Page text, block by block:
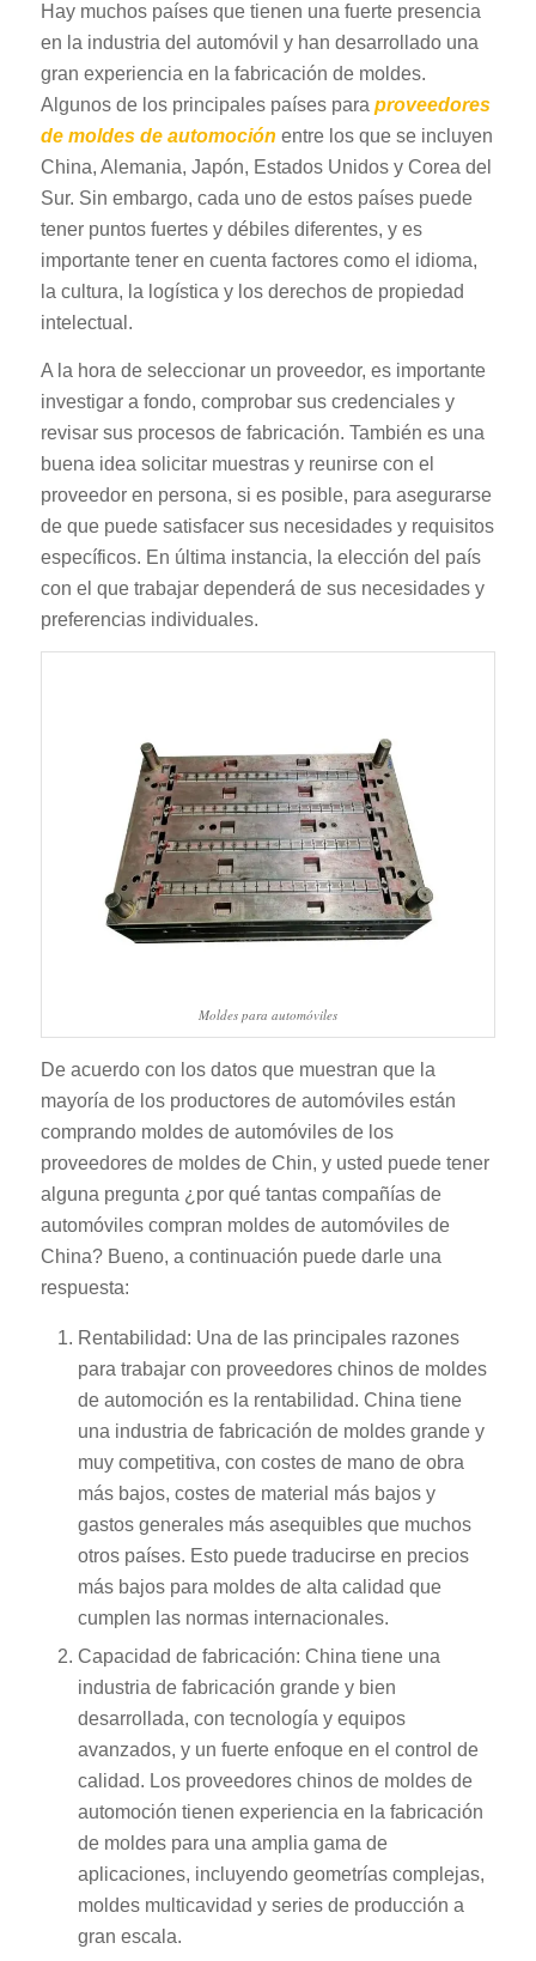
Hay muchos países que tienen una fuerte presencia
en la industria del automóvil y han desarrollado una
gran experiencia en la fabricación de moldes.
Algunos de los principales países para proveedores
de moldes de automoción entre los que se incluyen
China, Alemania, Japón, Estados Unidos y Corea del
Sur. Sin embargo, cada uno de estos países puede
tener puntos fuertes y débiles diferentes, y es
importante tener en cuenta factores como el idioma,
la cultura, la logística y los derechos de propiedad
intelectual.
A la hora de seleccionar un proveedor, es importante
investigar a fondo, comprobar sus credenciales y
revisar sus procesos de fabricación. También es una
buena idea solicitar muestras y reunirse con el
proveedor en persona, si es posible, para asegurarse
de que puede satisfacer sus necesidades y requisitos
específicos. En última instancia, la elección del país
con el que trabajar dependerá de sus necesidades y
preferencias individuales.
Moldes para automóviles
De acuerdo con los datos que muestran que la
mayoría de los productores de automóviles están
comprando moldes de automóviles de los
proveedores de moldes de Chin, y usted puede tener
alguna pregunta ¿por qué tantas compañías de
automóviles compran moldes de automóviles de
China? Bueno, a continuación puede darle una
respuesta:
Rentabilidad: Una de las principales razones
para trabajar con proveedores chinos de moldes
de automoción es la rentabilidad. China tiene
una industria de fabricación de moldes grande y
muy competitiva, con costes de mano de obra
más bajos, costes de material más bajos y
gastos generales más asequibles que muchos
otros países. Esto puede traducirse en precios
más bajos para moldes de alta calidad que
cumplen las normas internacionales.
Capacidad de fabricación: China tiene una
industria de fabricación grande y bien
desarrollada, con tecnología y equipos
avanzados, y un fuerte enfoque en el control de
calidad. Los proveedores chinos de moldes de
automoción tienen experiencia en la fabricación
de moldes para una amplia gama de
aplicaciones, incluyendo geometrías complejas,
moldes multicavidad y series de producción a
gran escala.